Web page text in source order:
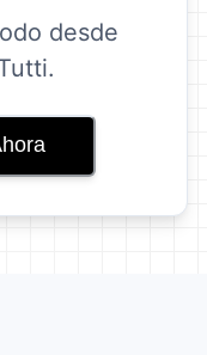
desde